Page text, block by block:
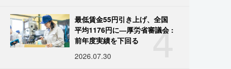
4
最低賃金55円引き上げ、全国
平均1176円に―厚労省審議会 :
前年度実績を下回る
2026.07.30